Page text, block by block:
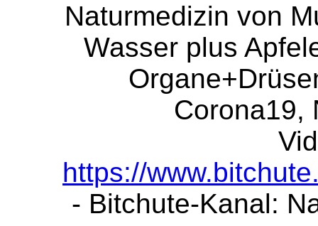
Naturmedizin von
Wasser plus
Corona19,
https://
- Bitchute-Kanal: